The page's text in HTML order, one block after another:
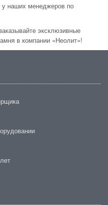
наших менеджеров по
эксклюзивные
в компании «Неолит»!